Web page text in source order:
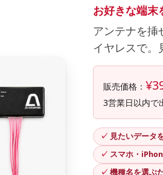
お好きな端末
アンテナを挿
イヤレスで。
販売価格：
3営業日以内で
見たいデータ
スマホ・
機種名を選ぶ